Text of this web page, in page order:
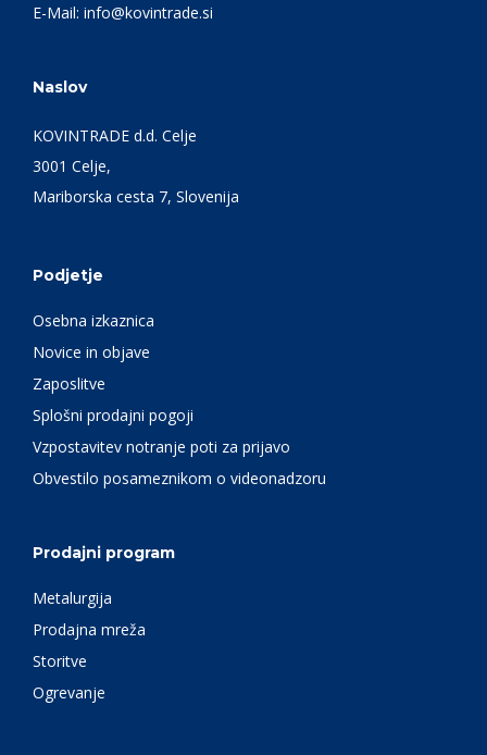
E-Mail: info@kovintrade.si
Naslov
KOVINTRADE d.d. Celje
3001 Celje,
Mariborska cesta 7, Slovenija
Podjetje
Osebna izkaznica
Novice in objave
Zaposlitve
Splošni prodajni pogoji
Vzpostavitev notranje poti za prijavo
Obvestilo posameznikom o videonadzoru
Prodajni program
Metalurgija
Prodajna mreža
Storitve
Ogrevanje